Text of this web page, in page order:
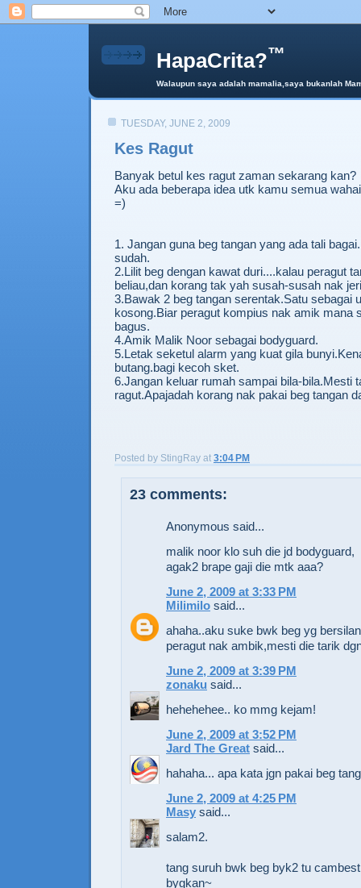
HapaCrita?™
Walaupun saya adalah mamalia,saya bukanlah
TUESDAY, JUNE 2, 2009
Kes Ragut
Banyak betul kes ragut zaman sekarang kan?
Aku ada beberapa idea utk kamu semua
=)
1. Jangan guna beg tangan yang ada tali
sudah.
2.Lilit beg dengan kawat duri....kalau peragut
beliau,dan korang tak yah susah-susah nak
3.Bawak 2 beg tangan serentak.Satu sebagai
kosong.Biar peragut kompius nak amik mana
bagus.
4.Amik Malik Noor sebagai bodyguard.
5.Letak seketul alarm yang kuat gila
butang.bagi kecoh sket.
6.Jangan keluar rumah sampai bila-bila.Mesti
ragut.Apajadah korang nak pakai beg tangan
Posted by StingRay at 3:04 PM
23 comments:
Anonymous said...
malik noor klo suh die jd bodyguard,
agak2 brape gaji die mtk aaa?
June 2, 2009 at 3:33 PM
Milimilo said...
ahaha..aku suke bwk beg yg
peragut nak ambik,mesti die tarik
June 2, 2009 at 3:39 PM
zonaku said...
hehehehee.. ko mmg kejam!
June 2, 2009 at 3:52 PM
Jard The Great said...
hahaha... apa kata jgn pakai beg
June 2, 2009 at 4:25 PM
Masy said...
salam2.
tang suruh bwk beg byk2 tu
bygkan~